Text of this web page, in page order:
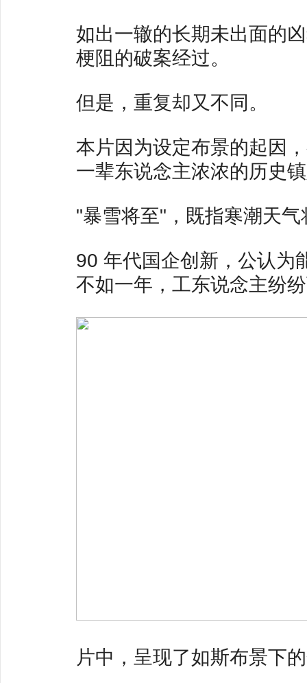
如出一辙的长期未出面的
梗阻的破案经过。
但是，重复却又不同。
本片因为设定布景的起因
一辈东说念主浓浓的历史
"暴雪将至"，既指寒潮天
90 年代国企创新，公认为
不如一年，工东说念主纷
片中，呈现了如斯布景下